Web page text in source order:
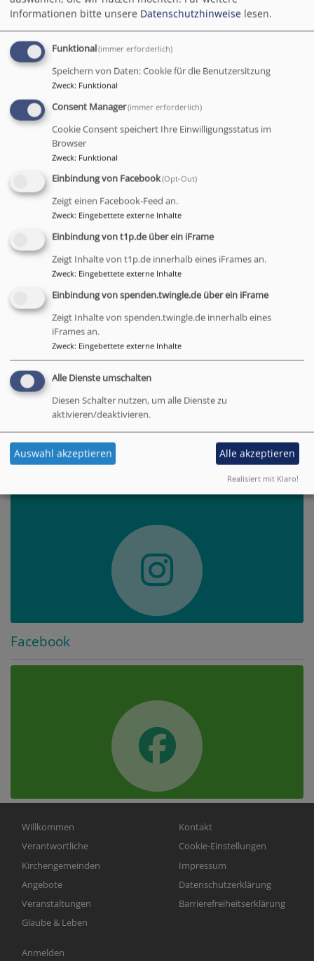
welche Pfarrerin für
Sie zuständig ist?
Sie benötigen die Adressen eines Pfarramtes?
→ Hier finden Sie, was Sie suchen...
Gemeindesuche
Tageslosung
Du bist der Gott, der mir hilft; täglich harre ich auf
dich.
Psalm 25,5
Bittet, so wird euch gegeben; suchet, so werdet ihr
finden; klopfet an, so wird euch aufgetan.
Matthäus 7,7
© Evangelische Brüder-Unität – Herrnhuter Brüdergemeine
Weitere Informationen finden Siehier.
Instagram
Facebook
Hauptnavigation
Willkommen
Verantwortliche
Kirchengemeinden
Angebote
Veranstaltungen
Glaube & Leben
Fußbereichsmenü
Kontakt
Cookie-Einstellungen
Impressum
Datenschutzerklärung
Barrierefreiheitserklärung
Benutzermenü
Anmelden
Informationen bitte unsere Datenschutzhinweise lesen.
Funktional(immer erforderlich)
Speichern von Daten: Cookie für die Benutzersitzung
Zweck: Funktional
Consent Manager(immer erforderlich)
Cookie Consent speichert Ihre Einwilligungsstatus im
Browser
Zweck: Funktional
Einbindung von Facebook(Opt-Out)
Zeigt einen Facebook-Feed an.
Zweck: Eingebettete externe Inhalte
Einbindung von t1p.de über ein iFrame
Zeigt Inhalte von t1p.de innerhalb eines iFrames an.
Zweck: Eingebettete externe Inhalte
Einbindung von spenden.twingle.de über ein iFrame
Zeigt Inhalte von spenden.twingle.de innerhalb eines
iFrames an.
Zweck: Eingebettete externe Inhalte
Alle Dienste umschalten
Diesen Schalter nutzen, um alle Dienste zu
aktivieren/deaktivieren.
Auswahl akzeptieren Alle akzeptieren
Realisiert mit Klaro!